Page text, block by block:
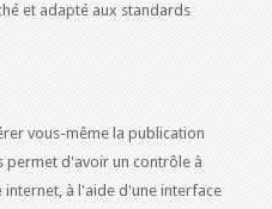
et adapté aux standards
vous-même la publication
permet d'avoir un contrôle à
internet, à l'aide d'une interface